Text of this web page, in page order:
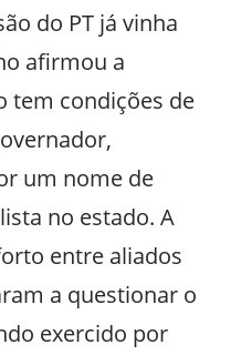
do PT já vinha
afirmou a
tem condições de
um nome de
no estado. A
entre aliados
a questionar o
exercido por